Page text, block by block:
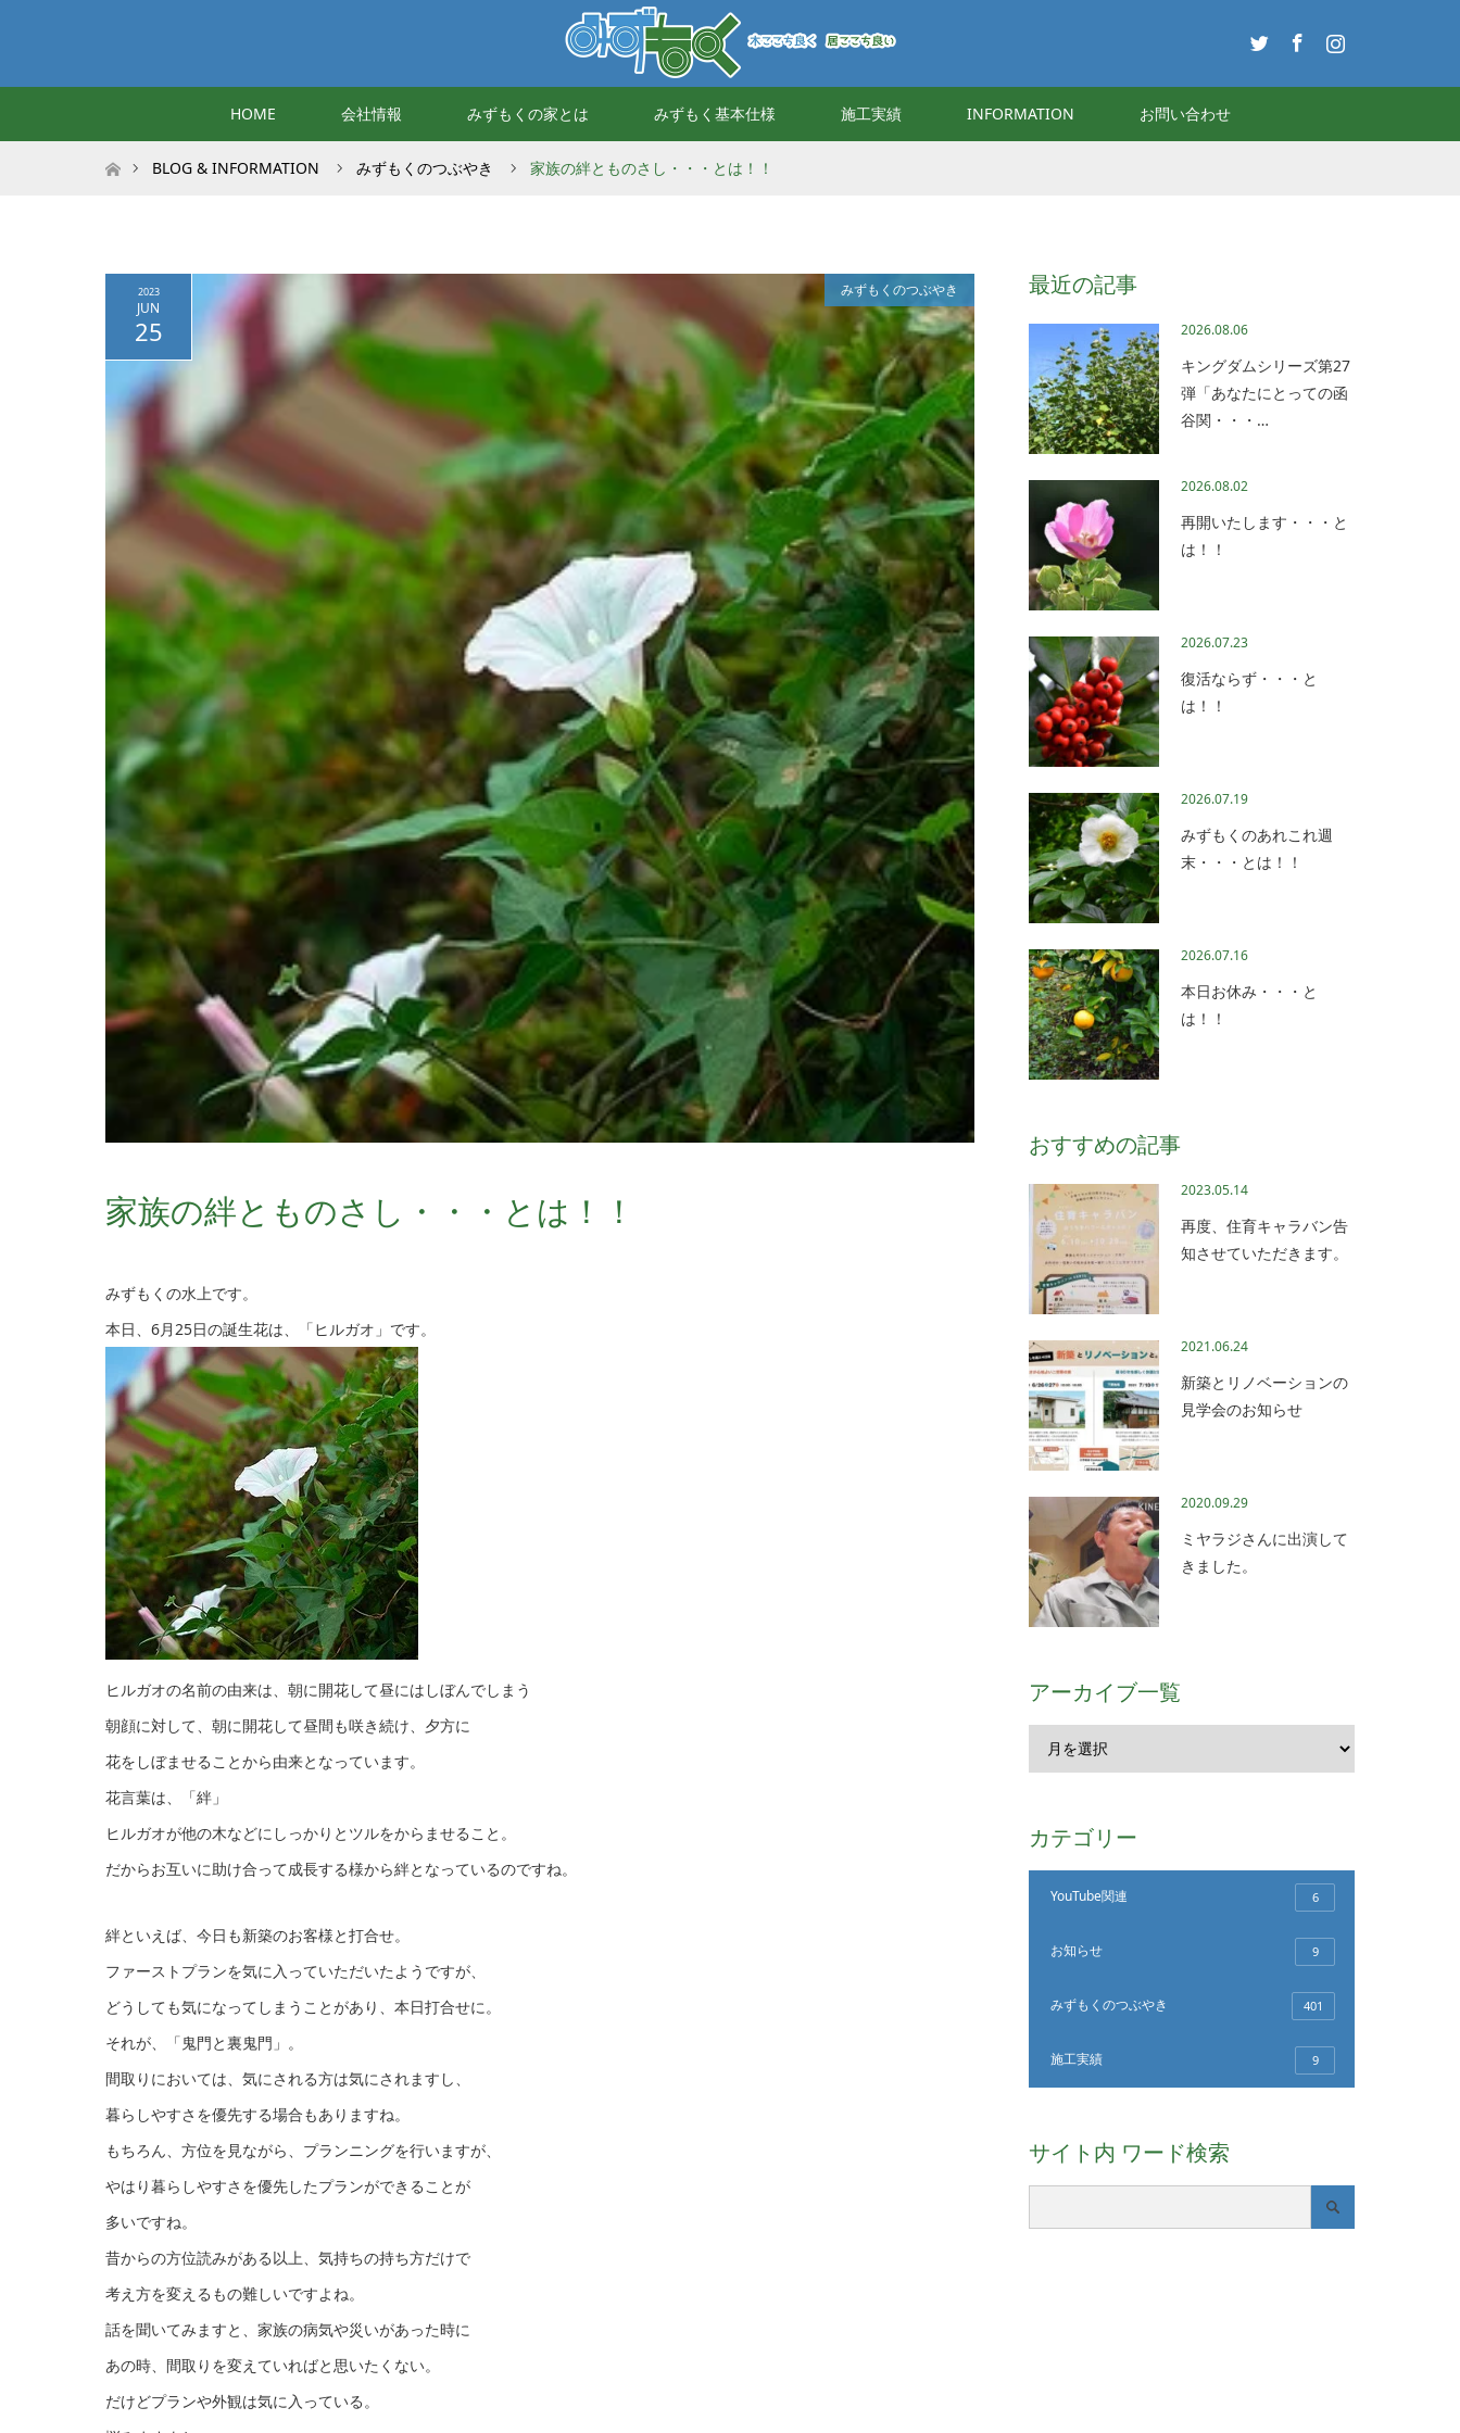
HOME 会社情報 みずもくの家とは みずもく基本仕様 施工実績 INFORMATION お問い合わせ
ホームBLOG & INFORMATION みずもくのつぶやき 家族の絆とものさし・・・とは！！
2023
JUN
25
みずもくのつぶやき
家族の絆とものさし・・・とは！！
みずもくの水上です。
本日、6月25日の誕生花は、「ヒルガオ」です。
ヒルガオの名前の由来は、朝に開花して昼にはしぼんでしまう
朝顔に対して、朝に開花して昼間も咲き続け、夕方に
花をしぼませることから由来となっています。
花言葉は、「絆」
ヒルガオが他の木などにしっかりとツルをからませること。
だからお互いに助け合って成長する様から絆となっているのですね。
絆といえば、今日も新築のお客様と打合せ。
ファーストプランを気に入っていただいたようですが、
どうしても気になってしまうことがあり、本日打合せに。
それが、「鬼門と裏鬼門」。
間取りにおいては、気にされる方は気にされますし、
暮らしやすさを優先する場合もありますね。
もちろん、方位を見ながら、プランニングを行いますが、
やはり暮らしやすさを優先したプランができることが
多いですね。
昔からの方位読みがある以上、気持ちの持ち方だけで
考え方を変えるもの難しいですよね。
話を聞いてみますと、家族の病気や災いがあった時に
あの時、間取りを変えていればと思いたくない。
だけどプランや外観は気に入っている。
最近の記事
2026.08.06
キングダムシリーズ第27
弾「あなたにとっての函
谷関・・・…
2026.08.02
再開いたします・・・と
は！！
2026.07.23
復活ならず・・・と
は！！
2026.07.19
みずもくのあれこれ週
末・・・とは！！
2026.07.16
本日お休み・・・と
は！！
おすすめの記事
2023.05.14
再度、住育キャラバン告
知させていただきます。
2021.06.24
新築とリノベーションの
見学会のお知らせ
2020.09.29
ミヤラジさんに出演して
きました。
アーカイブ一覧
カテゴリー
YouTube関連 6
お知らせ 9
みずもくのつぶやき 401
施工実績 9
サイト内 ワード検索